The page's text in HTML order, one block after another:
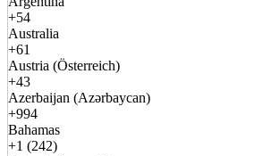
+54
Australia
+61
Austria (Österreich)
+43
Azerbaijan (Azərbaycan)
+994
Bahamas
+1 (242)